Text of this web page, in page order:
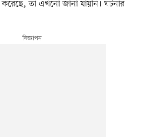
করেছে, তা এখনো জানা যায়নি। ঘটনার